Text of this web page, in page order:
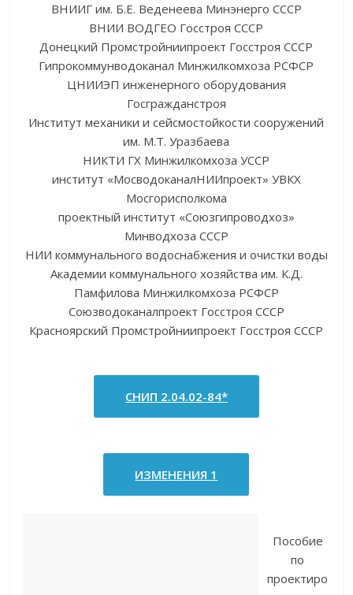
ВНИИГ им. Б.Е. Веденеева Минэнерго СССР
ВНИИ ВОДГЕО Госстроя СССР
Донецкий Промстройниипроект Госстроя СССР
Гипрокоммунводоканал Минжилкомхоза РСФСР
ЦНИИЭП инженерного оборудования
Госгражданстроя
Институт механики и сейсмостойкости сооружений
им. М.Т. Уразбаева
НИКТИ ГХ Минжилкомхоза УССР
институт «МосводоканалНИИпроект» УВКХ
Мосгорисполкома
проектный институт «Союзгипроводхоз»
Минводхоза СССР
НИИ коммунального водоснабжения и очистки воды
Академии коммунального хозяйства им. К.Д.
Памфилова Минжилкомхоза РСФСР
Союзводоканалпроект Госстроя СССР
Красноярский Промстройниипроект Госстроя СССР
СНИП 2.04.02-84*
ИЗМЕНЕНИЯ 1
Пособие
по
проектиро